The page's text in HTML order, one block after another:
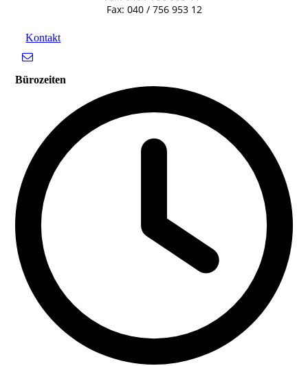
Fax: 040 / 756 953 12
Kontakt
Bürozeiten